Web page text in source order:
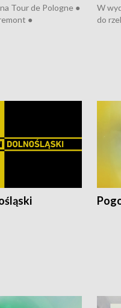
Tour de Pologne ●
●
W
do